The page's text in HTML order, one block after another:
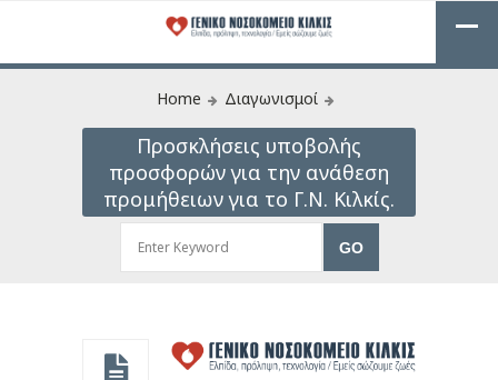
Home Διαγωνισμοί
Προσκλήσεις υποβολής
προσφορών για την ανάθεση
προμήθειων για το Γ.Ν. Κιλκίς.